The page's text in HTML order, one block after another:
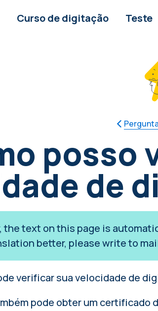
Curso de digitação Teste
posso
de
the text on this page is
better, please write to
verificar suavelocidade de
pode obter um certificado